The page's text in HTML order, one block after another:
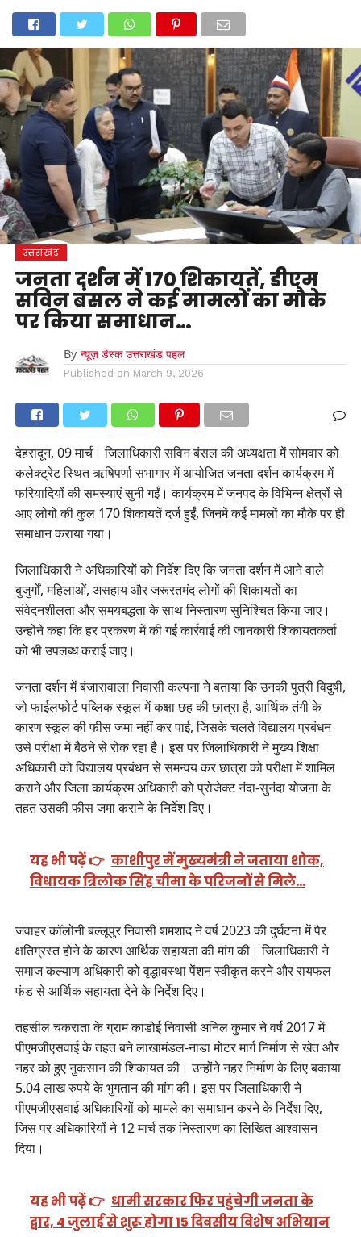
उत्तराखंड अल्मोड़ा उत्तरकाशी उधम सिंह नगर चंपावतचमोलीटिहरी गढ़वाल
देहरादून नैनीताल पिथौरागढ़पौड़ी गढ़वाल बागेश्वर रुद्रप्रयागहरिद्वार देशदुनिया
मनोरंजन
उत्तराखंड
जनता दर्शन में 170 शिकायतें, डीएम
सविन बंसल ने कई मामलों का मौके
पर किया समाधान…
By न्यूज़ डेस्क उत्तराखंड पहल
Published on March 9, 2026
देहरादून, 09 मार्च। जिलाधिकारी सविन बंसल की अध्यक्षता में सोमवार को
कलेक्ट्रेट स्थित ऋषिपर्णा सभागार में आयोजित जनता दर्शन कार्यक्रम में
फरियादियों की समस्याएं सुनी गईं। कार्यक्रम में जनपद के विभिन्न क्षेत्रों से
आए लोगों की कुल 170 शिकायतें दर्ज हुईं, जिनमें कई मामलों का मौके पर ही
समाधान कराया गया।
जिलाधिकारी ने अधिकारियों को निर्देश दिए कि जनता दर्शन में आने वाले
बुजुर्गों, महिलाओं, असहाय और जरूरतमंद लोगों की शिकायतों का
संवेदनशीलता और समयबद्धता के साथ निस्तारण सुनिश्चित किया जाए।
उन्होंने कहा कि हर प्रकरण में की गई कार्रवाई की जानकारी शिकायतकर्ता
को भी उपलब्ध कराई जाए।
जनता दर्शन में बंजारावाला निवासी कल्पना ने बताया कि उनकी पुत्री विदुषी,
जो फाईलफोर्ट पब्लिक स्कूल में कक्षा छह की छात्रा है, आर्थिक तंगी के
कारण स्कूल की फीस जमा नहीं कर पाई, जिसके चलते विद्यालय प्रबंधन
उसे परीक्षा में बैठने से रोक रहा है। इस पर जिलाधिकारी ने मुख्य शिक्षा
अधिकारी को विद्यालय प्रबंधन से समन्वय कर छात्रा को परीक्षा में शामिल
कराने और जिला कार्यक्रम अधिकारी को प्रोजेक्ट नंदा-सुनंदा योजना के
तहत उसकी फीस जमा कराने के निर्देश दिए।
यह भी पढ़ें 👉 काशीपुर में मुख्यमंत्री ने जताया शोक,
विधायक त्रिलोक सिंह चीमा के परिजनों से मिले…
जवाहर कॉलोनी बल्लूपुर निवासी शमशाद ने वर्ष 2023 की दुर्घटना में पैर
क्षतिग्रस्त होने के कारण आर्थिक सहायता की मांग की। जिलाधिकारी ने
समाज कल्याण अधिकारी को वृद्धावस्था पेंशन स्वीकृत करने और रायफल
फंड से आर्थिक सहायता देने के निर्देश दिए।
तहसील चकराता के ग्राम कांडोई निवासी अनिल कुमार ने वर्ष 2017 में
पीएमजीएसवाई के तहत बने लाखामंडल-नाडा मोटर मार्ग निर्माण से खेत और
नहर को हुए नुकसान की शिकायत की। उन्होंने नहर निर्माण के लिए बकाया
5.04 लाख रुपये के भुगतान की मांग की। इस पर जिलाधिकारी ने
पीएमजीएसवाई अधिकारियों को मामले का समाधान करने के निर्देश दिए,
जिस पर अधिकारियों ने 12 मार्च तक निस्तारण का लिखित आश्वासन
दिया।
यह भी पढ़ें 👉 धामी सरकार फिर पहुंचेगी जनता के
द्वार, 4 जुलाई से शुरू होगा 15 दिवसीय विशेष अभियान